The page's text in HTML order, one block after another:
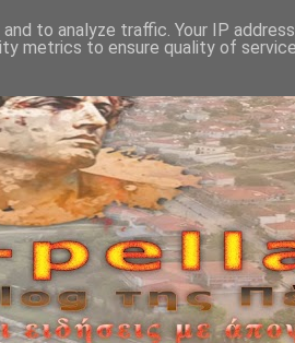
to analyze traffic. Your IP
metrics to ensure quality of